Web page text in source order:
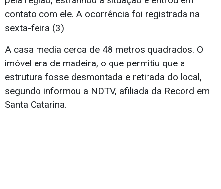
contato com ele. A ocorrência foi registrada na
sexta-feira (3)
A casa media cerca de 48 metros quadrados. O
imóvel era de madeira, o que permitiu que a
estrutura fosse desmontada e retirada do local,
segundo informou a NDTV, afiliada da Record em
Santa Catarina.